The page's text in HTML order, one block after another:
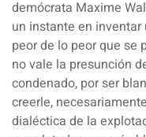
demócrata Maxime
un instante en
peor de lo peor que se
no vale la presunción
condenado, por ser
creerle,
dialéctica de la